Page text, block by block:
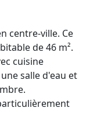
centre-ville. Ce
de 46 m².
cuisine
salle d'eau et